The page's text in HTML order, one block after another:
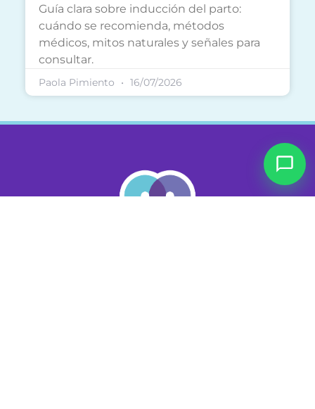
Guía clara sobre inducción del parto:
cuándo se recomienda, métodos
médicos, mitos naturales y señales para
consultar.
Paola Pimiento 16/07/2026